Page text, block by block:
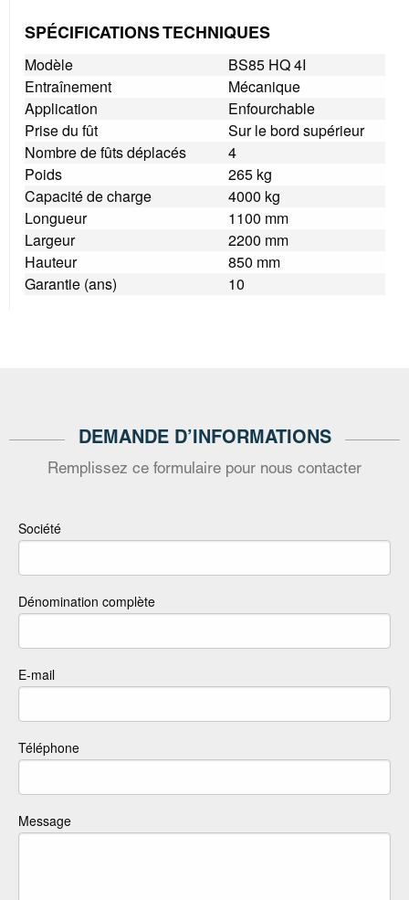
SPÉCIFICATIONS TECHNIQUES
Modèle
BS85 HQ 4I
Entraînement
Mécanique
Application
Enfourchable
Prise du fût
Sur le bord supérieur
Nombre de fûts déplacés
4
Poids
265 kg
Capacité de charge
4000 kg
Longueur
1100 mm
Largeur
2200 mm
Hauteur
850 mm
Garantie (ans)
10
DEMANDE D’INFORMATIONS
Remplissez ce formulaire pour nous contacter
Société
Dénomination complète
E-mail
Téléphone
Message